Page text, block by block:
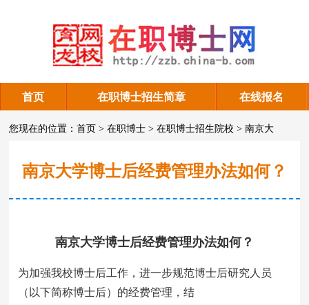
南京大学在职博士考试
首页 在职博士招生简章 在线报名
您现在的位置：首页 >在职博士 >在职博士招生院校 >南京大
南京大学博士后经费管理办法如何？
南京大学博士后经费管理办法如何？
为加强我校博士后工作，进一步规范博士后研究人员
（以下简称博士后）的经费管理，结